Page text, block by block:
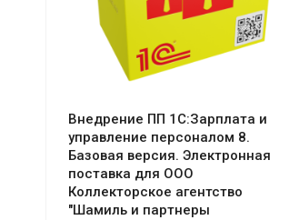
Внедрение ПП 1С:Зарплата и
управление персоналом 8.
Базовая версия. Электронная
поставка для ООО
Коллекторское агентство
"Шамиль и партнеры